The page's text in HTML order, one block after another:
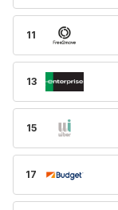
11
13
15
17